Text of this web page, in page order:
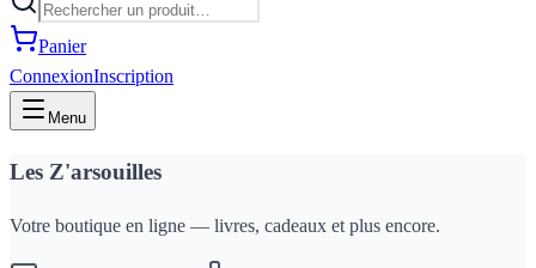
Panier
ConnexionInscription
Menu
Les Z'arsouilles
Votre boutique en ligne — livres, cadeaux et plus encore.